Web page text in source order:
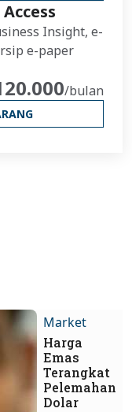
Insight, e-
e-paper
/bulan
Market
Harga
Emas
Terangkat
Pelemahan
Dolar